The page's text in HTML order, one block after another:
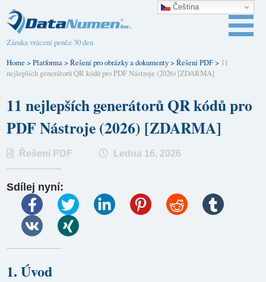
Záruka vrácení peněz 30 den
Home >Platforma>Řešení pro obrázky a dokumenty>Řešení PDF> 11
nejlepších generátorů QR kódů pro PDF Nástroje (2026) [ZDARMA]
11 nejlepších generátorů QR kódů pro
PDF Nástroje (2026) [ZDARMA]
Řešení PDF Ledna 16, 2026
Sdílej nyní:
1. Úvod
Čeština‎